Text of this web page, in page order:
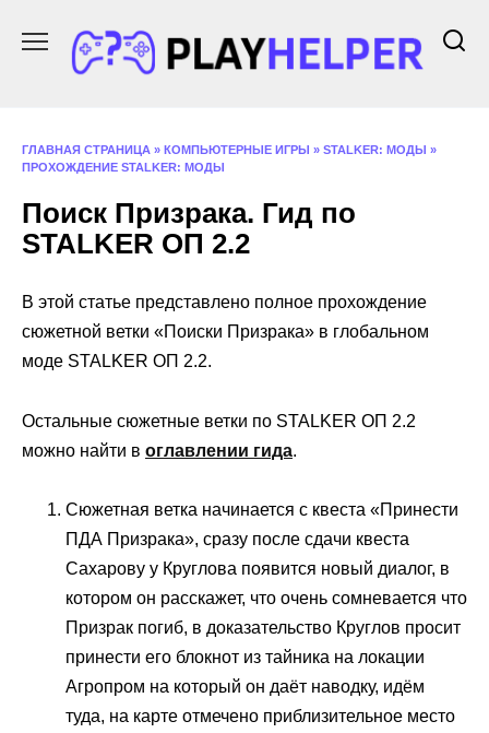
содержанию
ГЛАВНАЯ СТРАНИЦА » КОМПЬЮТЕРНЫЕ ИГРЫ » STALKER: МОДЫ »
ПРОХОЖДЕНИЕ STALKER: МОДЫ
Поиск Призрака. Гид по
STALKER ОП 2.2
В этой статье представлено полное прохождение
сюжетной ветки «Поиски Призрака» в глобальном
моде STALKER ОП 2.2.
Остальные сюжетные ветки по STALKER ОП 2.2
можно найти в оглавлении гида.
Сюжетная ветка начинается с квеста «Принести
ПДА Призрака», сразу после сдачи квеста
Сахарову у Круглова появится новый диалог, в
котором он расскажет, что очень сомневается что
Призрак погиб, в доказательство Круглов просит
принести его блокнот из тайника на локации
Агропром на который он даёт наводку, идём
туда, на карте отмечено приблизительное место